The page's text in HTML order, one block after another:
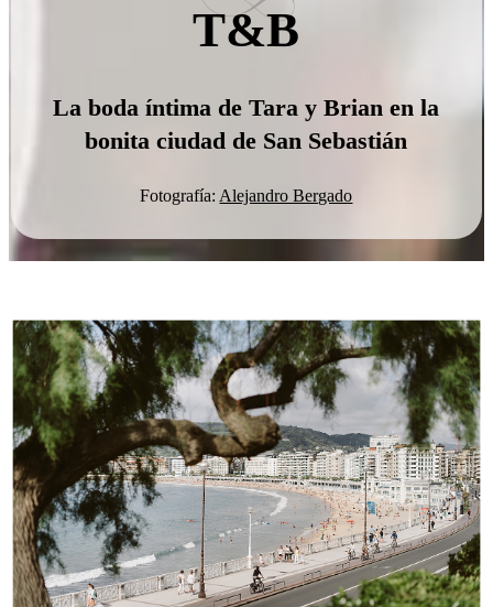
T&B
La boda íntima de Tara y Brian en la
bonita ciudad de San Sebastián
Fotografía: Alejandro Bergado